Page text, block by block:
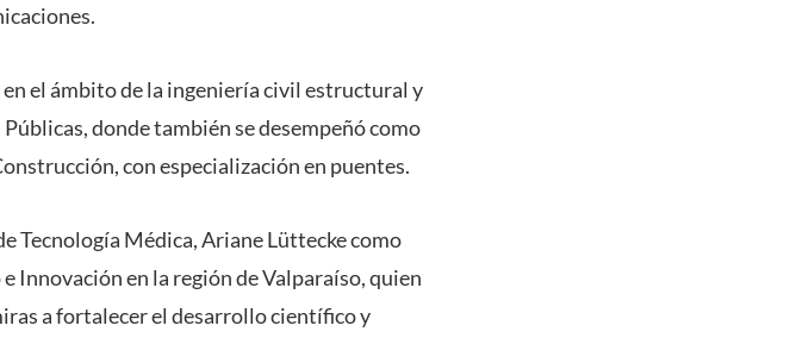
el ámbito de la ingeniería civil estructural y
donde también se desempeñó como
con especialización en puentes.
Tecnología Médica, Ariane Lüttecke como
Innovación en la región de Valparaíso, quien
a fortalecer el desarrollo científico y